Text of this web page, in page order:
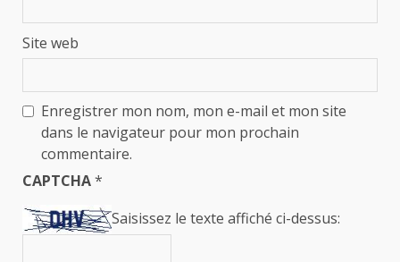
Site web
Enregistrer mon nom, mon e-mail et mon site
dans le navigateur pour mon prochain
commentaire.
CAPTCHA*
Saisissez le texte affiché ci-dessus: